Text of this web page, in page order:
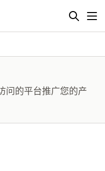
问的平台推广您的产